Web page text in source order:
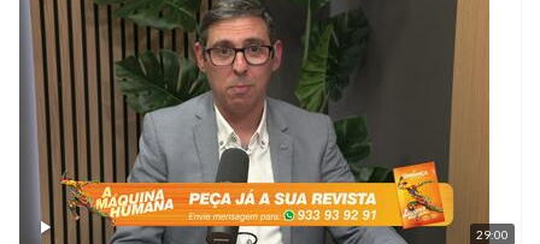
29:00